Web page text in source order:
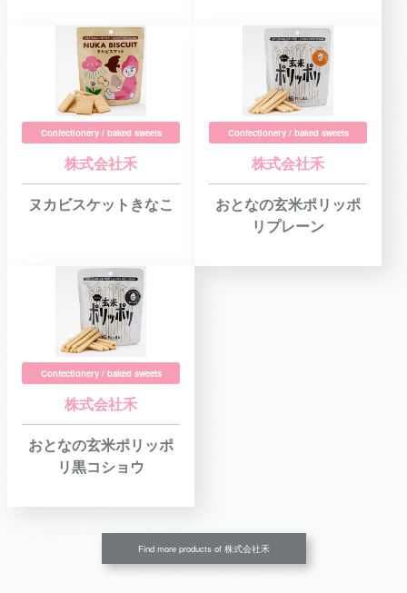
Confectionery / baked sweets
株式会社禾
ヌカビスケットきなこ
Confectionery / baked sweets
株式会社禾
おとなの玄米ポリッポ
リプレーン
Confectionery / baked sweets
株式会社禾
おとなの玄米ポリッポ
リ黒コショウ
Find more products of 株式会社禾